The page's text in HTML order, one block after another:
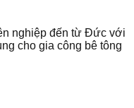
nghiệp đến từ Đức với
cho gia công bê tông